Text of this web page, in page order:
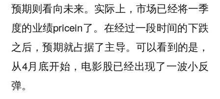
预期则看向未来。实际上，市场已经将一季
度的业绩pricein了。在经过一段时间的下跌
之后，预期就占据了主导。可以看到的是，
从4月底开始，电影股已经出现了一波小反
弹。